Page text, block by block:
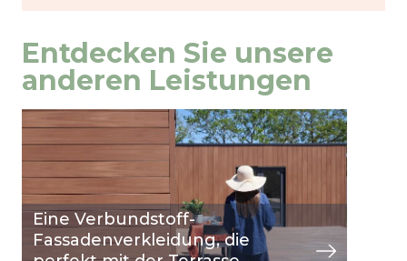
Entdecken Sie unsere
anderen Leistungen
Eine Verbundstoff-
Fassadenverkleidung, die
Image
Ansicht